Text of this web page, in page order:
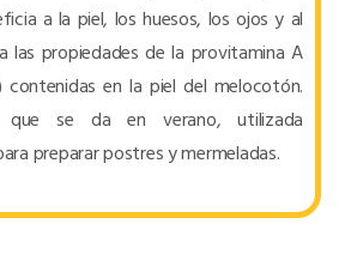
a la piel, los huesos, los ojos y al
las propiedades de la provitamina A
en la piel del melocotón.
se da en verano, utilizada
preparar postres y mermeladas.